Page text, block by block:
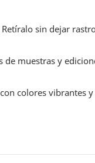
sin dejar
muestras y
colores vibrantes